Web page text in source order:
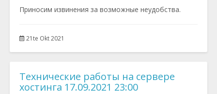
Приносим извинения за возможные неудобства.
21te Okt 2021
Технические работы на сервере
хостинга 17.09.2021 23:00